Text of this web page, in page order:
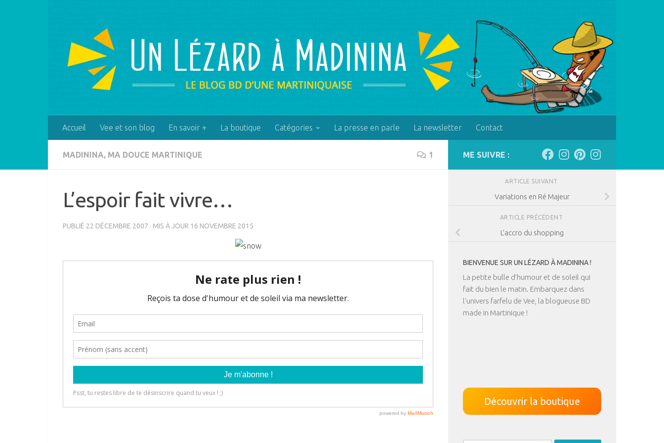
Accueil Vee et son blog En savoir + La boutique Catégories La presse en parle La newsletter Contact
MADININA, MA DOUCE MARTINIQUE 1
L’espoir fait vivre…
PUBLIÉ 22 DÉCEMBRE 2007 · MIS À JOUR 16 NOVEMBRE 2015
ME SUIVRE :
ARTICLE SUIVANT
Variations en Ré Majeur
ARTICLE PRÉCÉDENT
L’accro du shopping
BIENVENUE SUR UN LÉZARD À MADININA !
La petite bulle d’humour et de soleil qui
fait du bien le matin. Embarquez dans
l'univers farfelu de Vee, la blogueuse BD
made in Martinique !
Découvrir la boutique